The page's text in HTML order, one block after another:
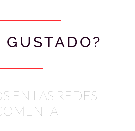
GUSTADO?
EN LAS REDES